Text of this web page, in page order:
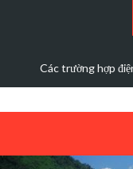
Hoạt động tri ân